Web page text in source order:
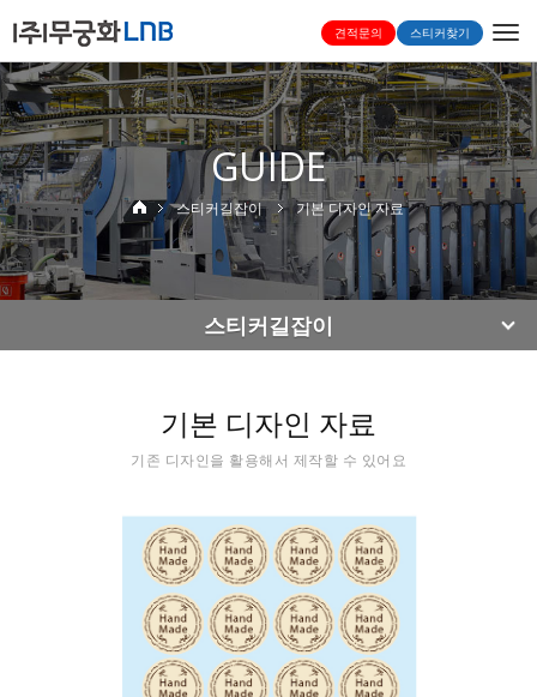
견적문의 스티커찾기
GUIDE
스티커길잡이 기본 디자인 자료
스티커길잡이
기본 디자인 자료
기존 디자인을 활용해서 제작할 수 있어요